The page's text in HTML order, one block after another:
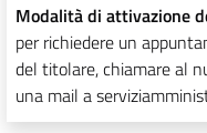
Modalità di attivazione
per richiedere un
del titolare, chiamare al
una mail a